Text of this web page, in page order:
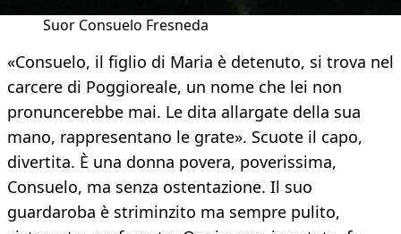
Suor Consuelo Fresneda
«Consuelo, il figlio di Maria è detenuto, si trova nel
carcere di Poggioreale, un nome che lei non
pronuncerebbe mai. Le dita allargate della sua
mano, rappresentano le grate». Scuote il capo,
divertita. È una donna povera, poverissima,
Consuelo, ma senza ostentazione. Il suo
guardaroba è striminzito ma sempre pulito,